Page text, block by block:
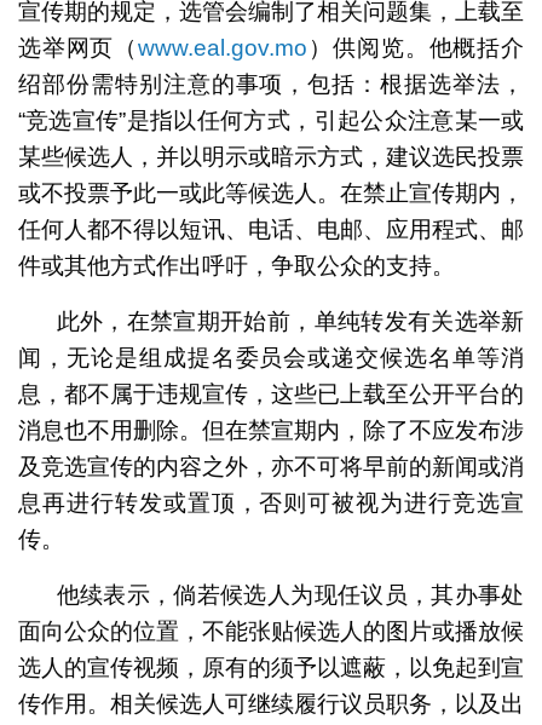
宣传期的规定，选管会编制了相关问题集，上载至
选举网页（www.eal.gov.mo ）供阅览。他概括介
绍部份需特别注意的事项，包括：根据选举法，
“竞选宣传”是指以任何方式，引起公众注意某一或
某些候选人，并以明示或暗示方式，建议选民投票
或不投票予此一或此等候选人。在禁止宣传期内，
任何人都不得以短讯、电话、电邮、应用程式、邮
件或其他方式作出呼吁，争取公众的支持。
此外，在禁宣期开始前，单纯转发有关选举新
闻，无论是组成提名委员会或递交候选名单等消
息，都不属于违规宣传，这些已上载至公开平台的
消息也不用删除。但在禁宣期内，除了不应发布涉
及竞选宣传的内容之外，亦不可将早前的新闻或消
息再进行转发或置顶，否则可被视为进行竞选宣
传。
他续表示，倘若候选人为现任议员，其办事处
面向公众的位置，不能张贴候选人的图片或播放候
选人的宣传视频，原有的须予以遮蔽，以免起到宣
传作用。相关候选人可继续履行议员职务，以及出